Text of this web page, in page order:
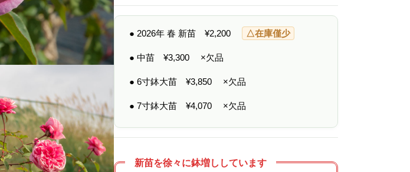
¥
4
0
● 2026年 春 新苗 ¥2,200 △在庫僅少
● 中苗 ¥3,300 ×欠品
● 6寸鉢大苗 ¥3,850 ×欠品
● 7寸鉢大苗 ¥4,070 ×欠品
新苗を徐々に鉢増ししています